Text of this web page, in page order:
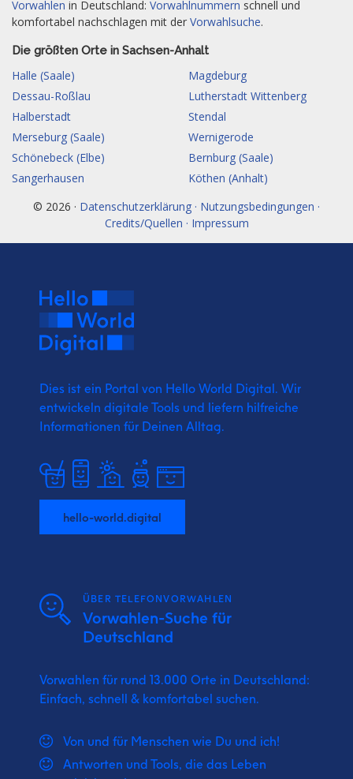
Vorwahlen in Deutschland: Vorwahlnummern schnell und
komfortabel nachschlagen mit der Vorwahlsuche.
Die größten Orte in Sachsen-Anhalt
Halle (Saale)
Magdeburg
Dessau-Roßlau
Lutherstadt Wittenberg
Halberstadt
Stendal
Merseburg (Saale)
Wernigerode
Schönebeck (Elbe)
Bernburg (Saale)
Sangerhausen
Köthen (Anhalt)
© 2026 · Datenschutzerklärung · Nutzungsbedingungen ·
Credits/Quellen · Impressum
Dies ist ein Portal von Hello World Digital. Wir
entwickeln digitale Tools und liefern hilfreiche
Informationen für Deinen Alltag.
hello-world.digital
ÜBER TELEFONVORWAHLEN
Vorwahlen-Suche für
Deutschland
Vorwahlen für rund 13.000 Orte in Deutschland:
Einfach, schnell & komfortabel suchen.
Von und für Menschen wie Du und ich!
Antworten und Tools, die das Leben